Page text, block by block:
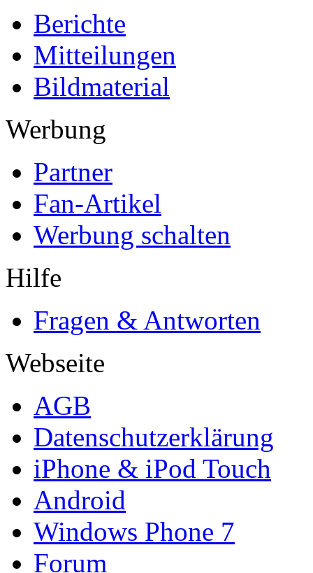
Berichte
Mitteilungen
Bildmaterial
Werbung
Partner
Fan-Artikel
Werbung schalten
Hilfe
Fragen & Antworten
Webseite
AGB
Datenschutzerklärung
iPhone & iPod Touch
Android
Windows Phone 7
Forum